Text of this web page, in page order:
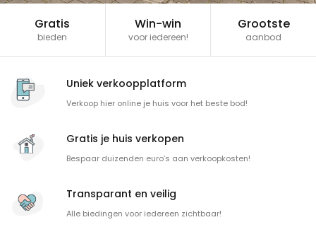
Gratis
bieden
Win-win
voor iedereen!
Grootste
aanbod
Uniek verkoopplatform
Verkoop hier online je huis voor het beste bod!
Gratis je huis verkopen
Bespaar duizenden euro’s aan verkoopkosten!
Transparant en veilig
Alle biedingen voor iedereen zichtbaar!